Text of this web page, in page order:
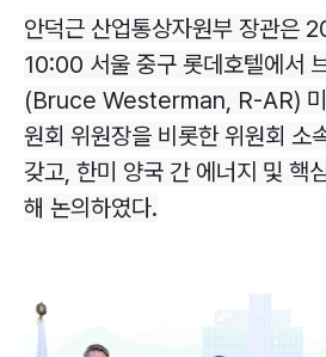
안덕근 산업통상자원부 장관은
10:00 서울 중구 롯데호텔에서
(Bruce Westerman, R-AR) 미
원회 위원장을 비롯한 위원회 소
갖고, 한미 양국 간 에너지 및 핵
해 논의하였다.